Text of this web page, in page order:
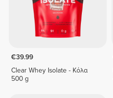
€39.99
Clear Whey Isolate - Κόλα
500 g